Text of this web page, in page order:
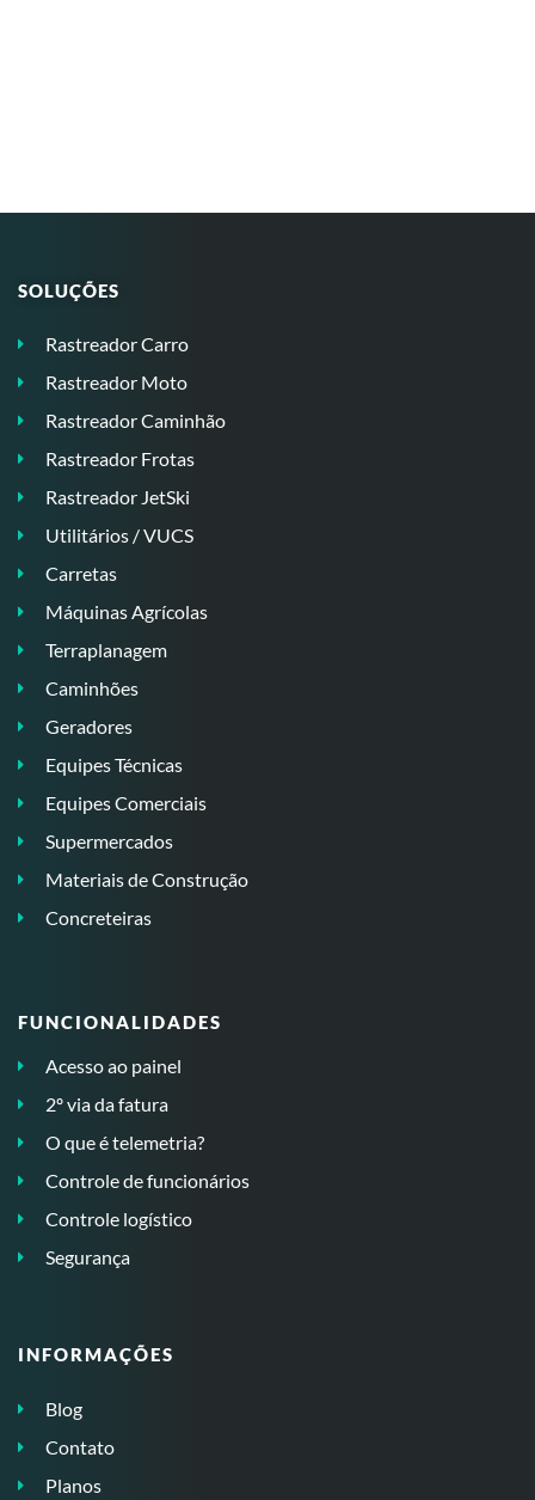
SOLUÇÕES
Rastreador Carro
Rastreador Moto
Rastreador Caminhão
Rastreador Frotas
Rastreador JetSki
Utilitários / VUCS
Carretas
Máquinas Agrícolas
Terraplanagem
Caminhões
Geradores
Equipes Técnicas
Equipes Comerciais
Supermercados
Materiais de Construção
Concreteiras
FUNCIONALIDADES
Acesso ao painel
2º via da fatura
O que é telemetria?
Controle de funcionários
Controle logístico
Segurança
INFORMAÇÕES
Blog
Contato
Planos